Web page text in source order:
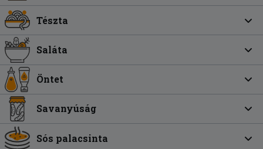
Tészta
Saláta
Öntet
Savanyúság
Sós palacsinta